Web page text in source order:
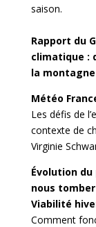
saison.
Rapport du
climatique :
la montagne
Météo
Les défis de
contexte de
Virginie
Évolution
nous
Viabilité
Comment